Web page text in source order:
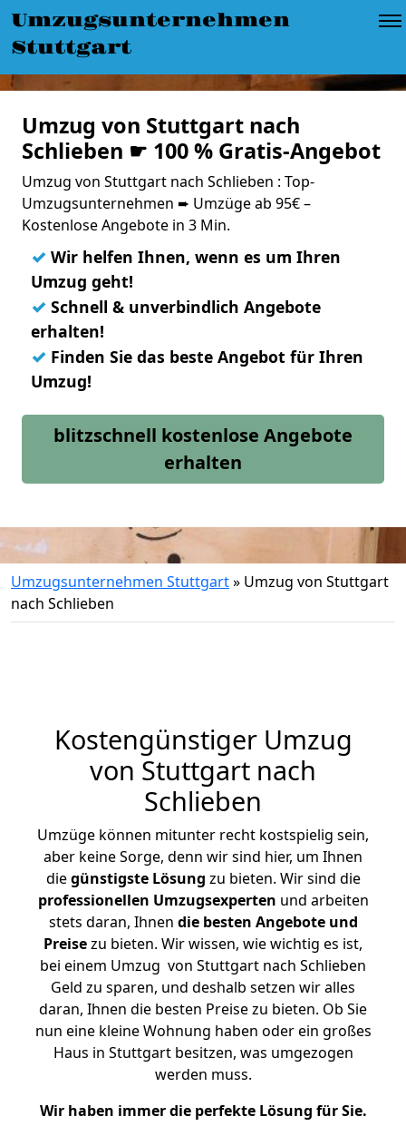
Umzugsunternehmen
Stuttgart
Umzug von Stuttgart nach
Schlieben ☛ 100 % Gratis-Angebot
Umzug von Stuttgart nach Schlieben : Top-
Umzugsunternehmen ➨ Umzüge ab 95€ –
Kostenlose Angebote in 3 Min.
✓ Wir helfen Ihnen, wenn es um Ihren
Umzug geht!
✓ Schnell & unverbindlich Angebote
erhalten!
✓ Finden Sie das beste Angebot für Ihren
Umzug!
blitzschnell kostenlose Angebote
erhalten
Umzugsunternehmen Stuttgart» Umzug von Stuttgart
nach Schlieben
Kostengünstiger Umzug
von Stuttgart nach
Schlieben
Umzüge können mitunter recht kostspielig sein,
aber keine Sorge, denn wir sind hier, um Ihnen
diegünstigste Lösung zu bieten. Wir sind die
professionellen Umzugsexperten und arbeiten
stets daran, Ihnen die besten Angebote und
Preisezu bieten. Wir wissen, wie wichtig es ist,
bei einem Umzug von Stuttgart nach Schlieben
Geld zu sparen, und deshalb setzen wir alles
daran, Ihnen die besten Preise zu bieten. Ob Sie
nun eine kleine Wohnung haben oder ein großes
Haus in Stuttgart besitzen, was umgezogen
werden muss.
Wir haben immer die perfekte Lösung für Sie.